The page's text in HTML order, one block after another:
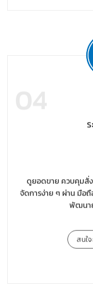
ดูยอดขาย ควบคุมสั่ง
จัดการง่าย ๆ ผ่าน มือ
พัฒนา
สนใ